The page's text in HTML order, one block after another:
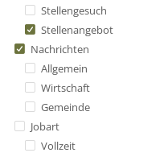
Stellengesuch
Stellenangebot
Nachrichten
Allgemein
Wirtschaft
Gemeinde
Jobart
Vollzeit